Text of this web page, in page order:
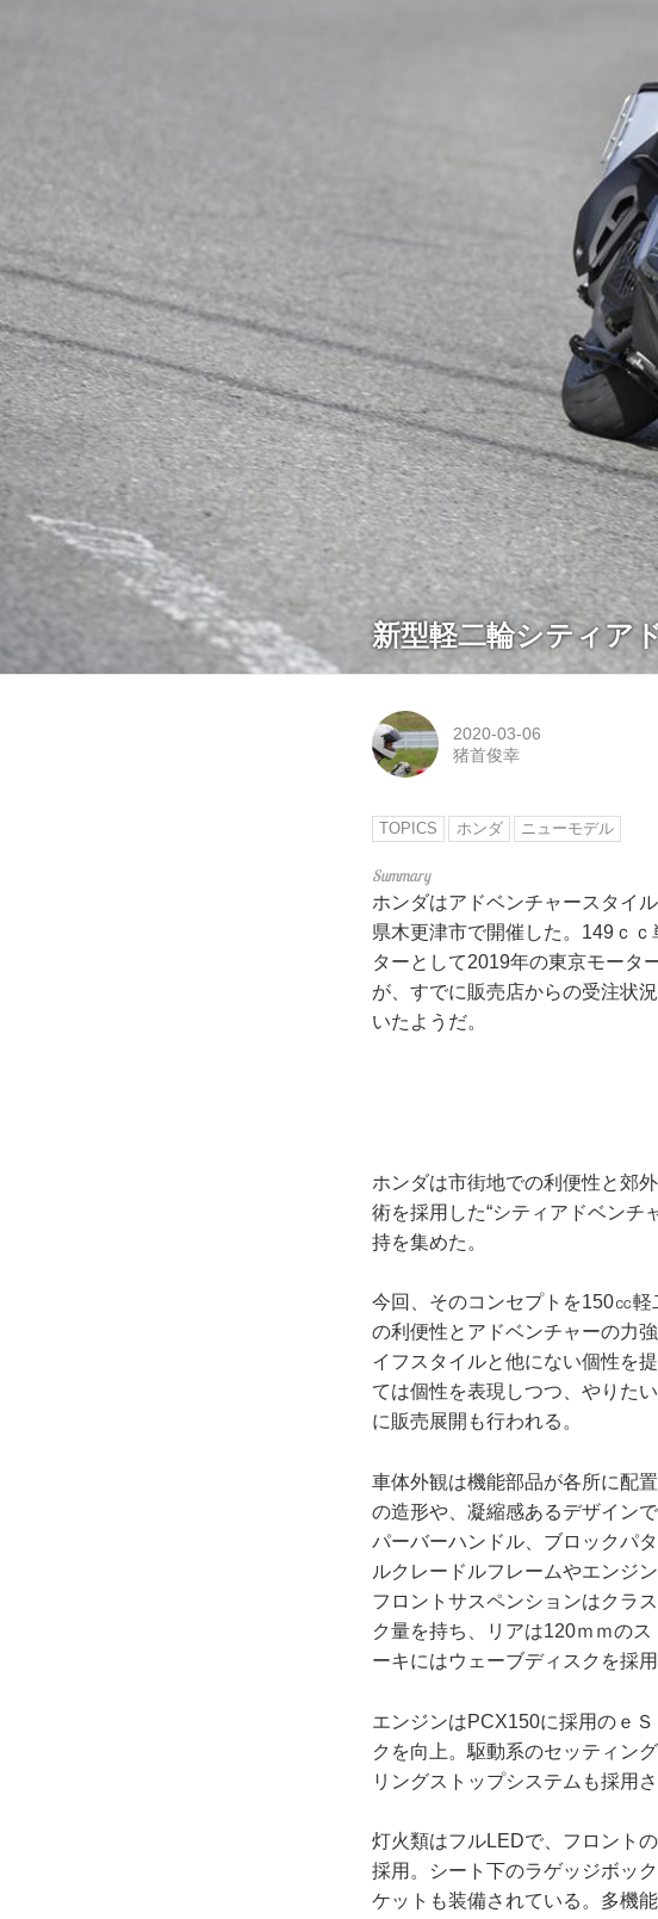
新型軽二輪シティア
2020-03-06
猪首俊幸
TOPICS ホンダ ニューモデル
ホンダはアドベンチャースタイ
県木更津市で開催した。149ｃ
ターとして2019年の東京モータ
が、すでに販売店からの受注状
いたようだ。
ホンダは市街地での利便性と郊
術を採用した“シティアドベンチ
持を集めた。
今回、そのコンセプトを150㏄
の利便性とアドベンチャーの力
イフスタイルと他にない個性を
ては個性を表現しつつ、やりた
に販売展開も行われる。
車体外観は機能部品が各所に配
の造形や、凝縮感あるデザイン
パーバーハンドル、ブロックパ
ルクレードルフレームやエンジ
フロントサスペンションはクラ
ク量を持ち、リアは120ｍｍの
ーキにはウェーブディスクを採
エンジンはPCX150に採用のｅ
クを向上。駆動系のセッティン
リングストップシステムも採用さ
灯火類はフルLEDで、フロント
採用。シート下のラゲッジボッ
ケットも装備されている。多機